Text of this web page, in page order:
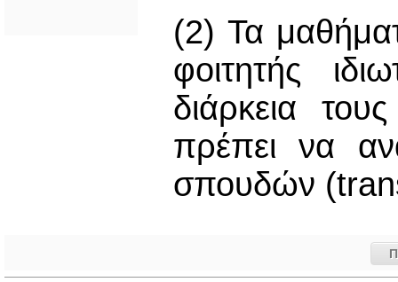
(2) Τα
φοιτητής
διάρκεια
πρέπει να
σπουδών